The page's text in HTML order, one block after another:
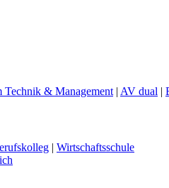
Technik & Management | AV dual |
| Wirtschaftsschule